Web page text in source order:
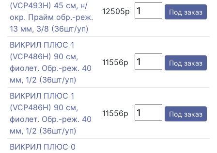
(VCP493H) 45 см, н/
окр. Прайм обр.-реж.
13 мм, 3/8 (36шт/уп)
12505р Под заказ
ВИКРИЛ ПЛЮС 1
(VCP486H) 90 см,
фиолет. Обр.-реж. 40
мм, 1/2 (36шт/уп)
11556р Под заказ
ВИКРИЛ ПЛЮС 1
(VCP486H) 90 см,
фиолет. Обр.-реж. 40
мм, 1/2 (36шт/уп)
11556р Под заказ
ВИКРИЛ ПЛЮС 0